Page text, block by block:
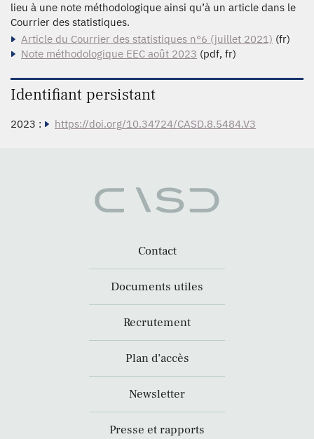
lieu à une note méthodologique ainsi qu’à un article dans le
Courrier des statistiques.
Article du Courrier des statistiques n°6 (juillet 2021) (fr)
Note méthodologique EEC août 2023 (pdf, fr)
Identifiant persistant
2023 : https://doi.org/10.34724/CASD.8.5484.V3
Contact
Documents utiles
Recrutement
Plan d’accès
Newsletter
Presse et rapports